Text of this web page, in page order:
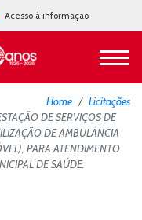
Acesso à informação
Home
Licitações
DE SERVIÇOS DE
DE AMBULÂNCIA
PARA ATENDIMENTO
DE SAÚDE.